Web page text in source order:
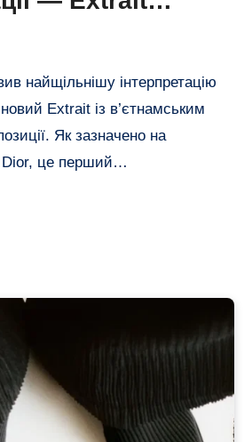
дні
найщільнішу інтерпретацію
Extrait із в’єтнамським
Як зазначено на
Dior, це перший…